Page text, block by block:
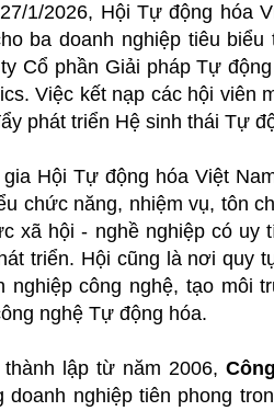
1/2026, Hội Tự động hóa
ba doanh nghiệp tiêu
Cổ phần Giải pháp Tự
Việc kết nạp các hội viên
phát triển Hệ sinh thái Tự
gia Hội Tự động hóa Việt
chức năng, nhiệm vụ, tôn
xã hội - nghề nghiệp có uy
triển. Hội cũng là nơi quy
nghiệp công nghệ, tạo môi
nghệ Tự động hóa.
lập từ năm 2006,
doanh nghiệp tiên phong